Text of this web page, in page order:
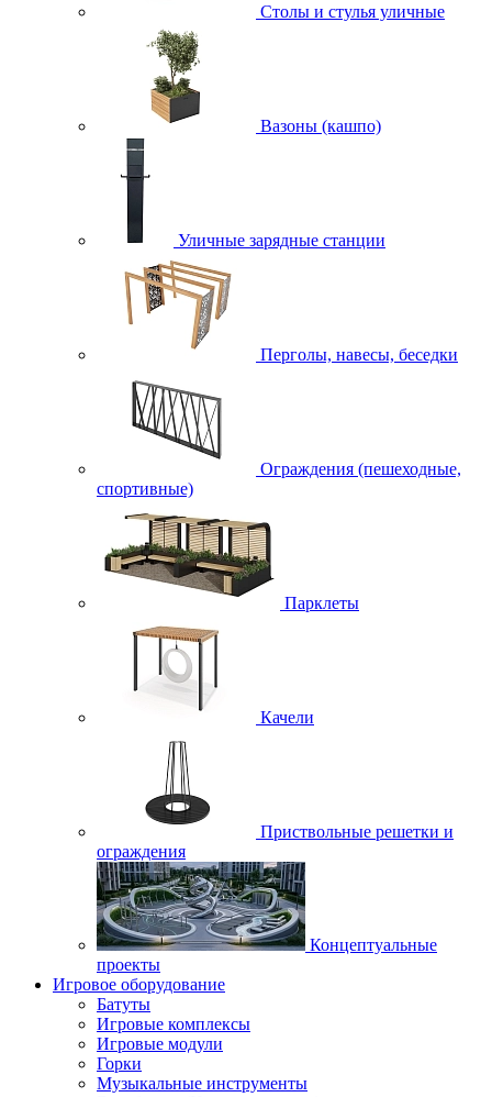
Столы и стулья уличные
Вазоны (кашпо)
Уличные зарядные станции
Перголы, навесы, беседки
Ограждения (пешеходные,
спортивные)
Парклеты
Качели
Приствольные решетки и
ограждения
Концептуальные
проекты
Игровое оборудование
Батуты
Игровые комплексы
Игровые модули
Горки
Музыкальные инструменты